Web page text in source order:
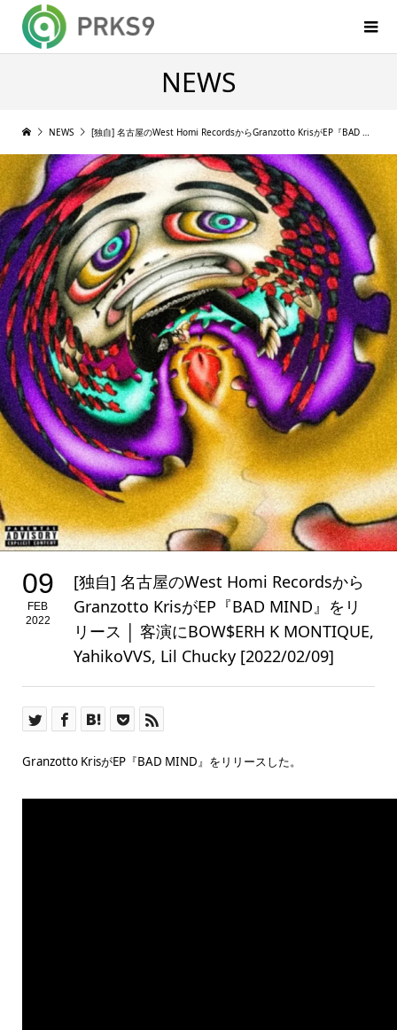
NEWS
NEWS [独自] 名古屋のWest Homi RecordsからGranzotto KrisがEP『BAD MIND』をリリース │ 客演にBOW$ERH K MONTIQUE, YahikoVVS, Lil Chucky [2022/02/09]
09
FEB
2022
[独自] 名古屋のWest Homi Recordsから
Granzotto KrisがEP『BAD MIND』をリ
リース │ 客演にBOW$ERH K MONTIQUE,
YahikoVVS, Lil Chucky [2022/02/09]
Granzotto KrisがEP『BAD MIND』をリリースした。